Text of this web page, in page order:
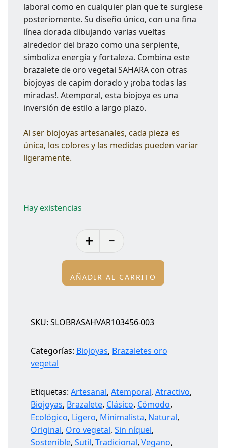
laboral como en cualquier plan que te surgiese
posteriomente. Su diseño único, con una fina
línea dorada dibujando varias vueltas
alrededor del brazo como una serpiente,
simboliza energía y fortaleza. Combina este
brazalete de oro vegetal SAHARA con otras
biojoyas de capim dorado y ¡roba todas las
miradas!. Atemporal, esta biojoya es una
inversión de estilo a largo plazo.
Al ser biojoyas artesanales, cada pieza es
única, los colores y las medidas pueden variar
ligeramente.
Hay existencias
AÑADIR AL CARRITO
SKU: SLOBRASAHVAR103456-003
Categorías: Biojoyas, Brazaletes oro
vegetal
Etiquetas: Artesanal, Atemporal, Atractivo,
Biojoyas, Brazalete, Clásico, Cómodo,
Ecológico, Ligero, Minimalista, Natural,
Original, Oro vegetal, Sin níquel,
Sostenible, Sutil, Tradicional, Vegano,